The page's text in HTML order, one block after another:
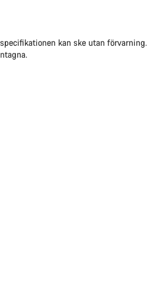
kan ske utan förvarning.